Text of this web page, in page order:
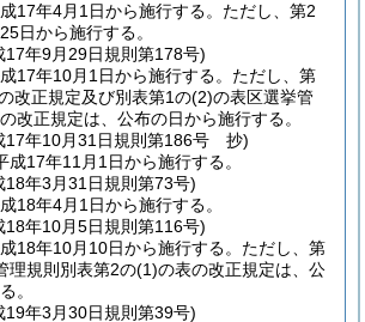
17年4月1日から施行する。 ただし、第2
日から施行する。
17年9月29日規則第178号)
17年10月1日から施行する。 ただし、第
改正規定及び別表第1の(2)の表区選挙管
改正規定は、公布の日から施行する。
17年10月31日規則第186号 抄)
成17年11月1日から施行する。
18年3月31日規則第73号)
18年4月1日から施行する。
18年10月5日規則第116号)
18年10月10日から施行する。 ただし、第
理規則別表第2の(1)の表の改正規定は、公
。
19年3月30日規則第39号)